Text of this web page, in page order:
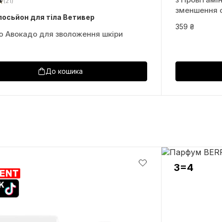
для тіла Ветивер
Авокадо для зволоження шкіри
До кошика
зменшення
359 ₴
3=4